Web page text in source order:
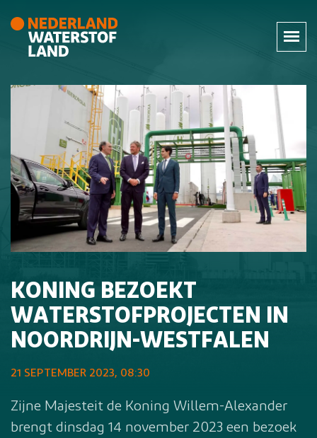
KONING BEZOEKT
WATERSTOFPROJECTEN IN
NOORDRIJN-WESTFALEN
21 SEPTEMBER 2023, 08:30
Zijne Majesteit de Koning Willem-Alexander
brengt dinsdag 14 november 2023 een bezoek